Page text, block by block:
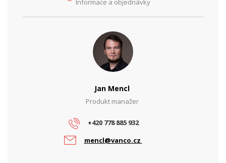
Informace a objednávky
Jan Mencl
Produkt manažer
+420 778 885 932
mencl@vanco.cz